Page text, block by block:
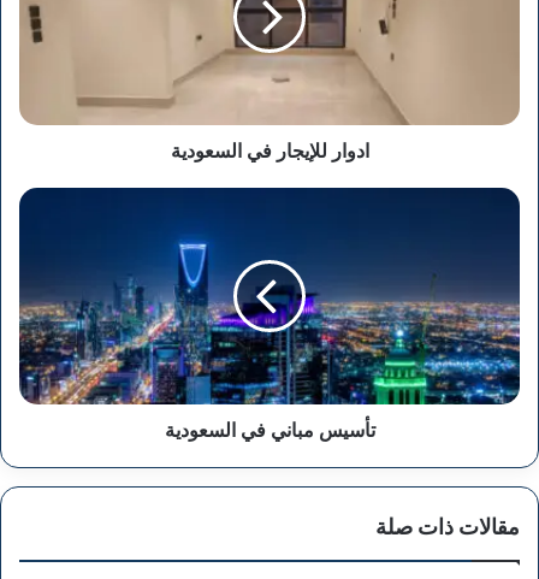
ادوار للإيجار في السعودية
تأسيس
تأسيس مباني في السعودية
مقالات ذات صلة